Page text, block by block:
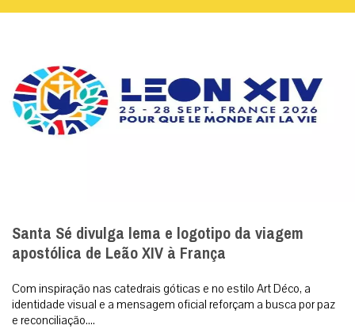
Santa Sé divulga lema e logotipo da viagem
apostólica de Leão XIV à França
Com inspiração nas catedrais góticas e no estilo Art Déco, a
identidade visual e a mensagem oficial reforçam a busca por paz
e reconciliação....